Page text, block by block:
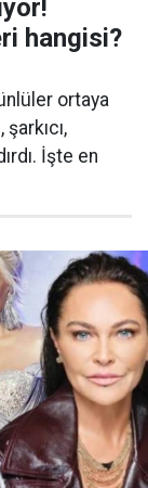
hangisi?
ortaya
İşte en